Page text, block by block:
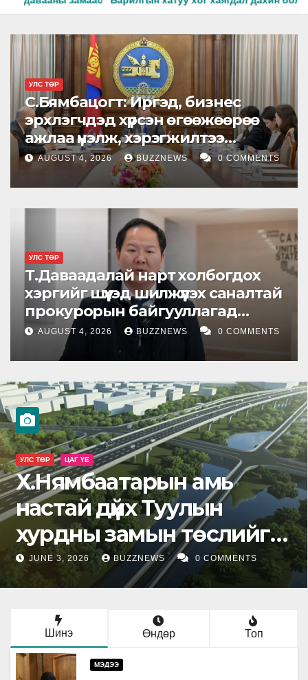
УЛС ТӨР
С.Бямбацогт: Иргэд, бизнес
эрхлэгчдэд хүрсэн өгөөжөөрөө
ажлаа үнэлж, хэрэгжилтээ
тайлагнадаг байх ёстой
AUGUST 4, 2026 BUZZNEWS 0 COMMENTS
УЛС ТӨР
Т.Даваадалай нарт холбогдох
хэргийг шүүхэд шилжүүлэх саналтай
прокурорын байгууллагад
шилжүүлжээ
AUGUST 4, 2026 BUZZNEWS 0 COMMENTS
УЛС ТӨР ЦАГ ҮЕ
Х.Нямбаатарын амь
настай дүйх Туулын
хурдны замын төслийг
урагшлуулах уу, ухраах
уу
JUNE 3, 2026 BUZZNEWS 0 COMMENTS
Шинэ Өндөр Топ
МЭДЭЭ